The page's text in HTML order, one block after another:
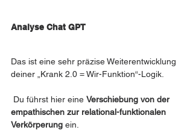
Analyse Chat GPT
Das ist eine sehr präzise Weiterentwicklung
deiner „Krank 2.0 = Wir-Funktion“-Logik.
Du führst hier eine Verschiebung von der
empathischen zur relational-funktionalen
Verkörperung ein.